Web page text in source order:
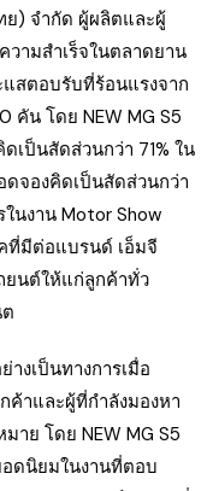
ย) จำกัด ผู้ผลิตและผู้
วามสำเร็จในตลาดยาน
สตอบรับที่ร้อนแรงจาก
คัน โดย NEW MG S5
เป็นสัดส่วนกว่า 71% ใน
จองคิดเป็นสัดส่วนกว่า
ในงาน Motor Show
ที่มีต่อแบรนด์ เอ็มจี
ยนต์ให้แก่ลูกค้าทั่ว
งเป็นทางการเมื่อ
ค้าและผู้ที่กำลังมองหา
าย โดย NEW MG S5
อดนิยมในงานที่ตอบ